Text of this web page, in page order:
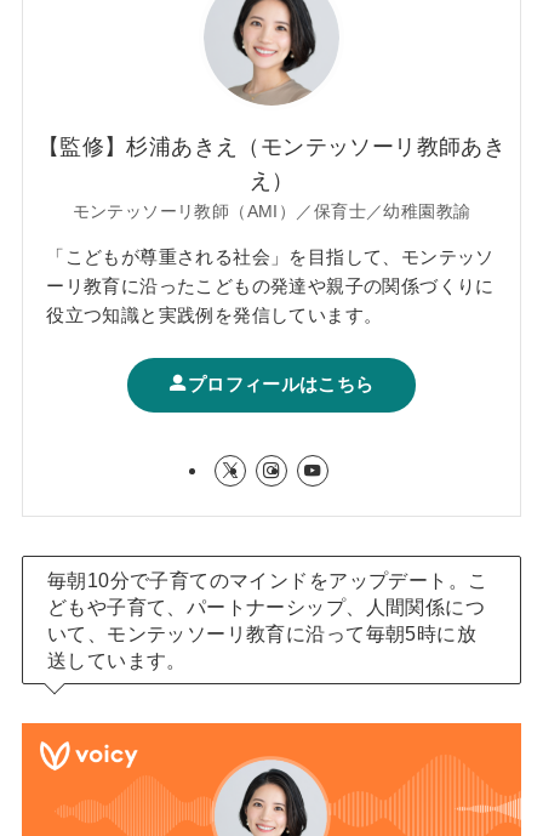
【監修】杉浦あきえ（モンテッソーリ教師あき
え）
モンテッソーリ教師（AMI）／保育士／幼稚園教諭
「こどもが尊重される社会」を目指して、モンテッソ
ーリ教育に沿ったこどもの発達や親子の関係づくりに
役立つ知識と実践例を発信しています。
プロフィールはこちら
毎朝10分で子育てのマインドをアップデート。こ
どもや子育て、パートナーシップ、人間関係につ
いて、モンテッソーリ教育に沿って毎朝5時に放
送しています。